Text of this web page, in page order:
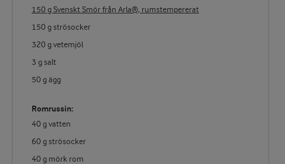
150 g Svenskt Smör från Arla®, rumstempererat
150 g strösocker
320 g vetemjöl
3 g salt
50 g ägg
Romrussin:
40 g vatten
60 g strösocker
40 g mörk rom